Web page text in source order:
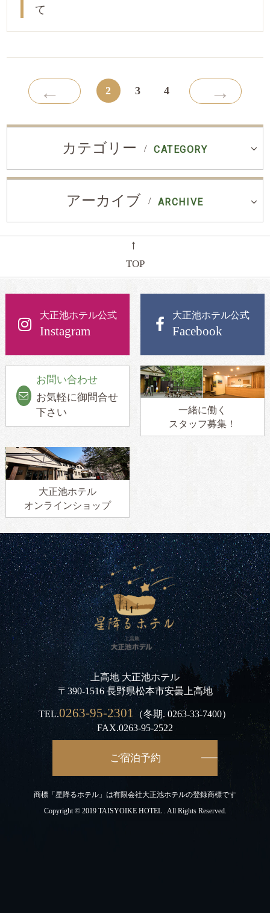
て
← 2 3 4 →
カテゴリー CATEGORY
アーカイブ ARCHIVE
←
TOP
大正池ホテル公式
Instagram
大正池ホテル公式
Facebook
お問い合わせ
お気軽に御問合せ
下さい
一緒に働く
スタッフ募集！
大正池ホテル
オンラインショップ
上高地 大正池ホテル
〒390-1516 長野県松本市安曇上高地
TEL.0263-95-2301 （冬期.0263-33-7400）
FAX.0263-95-2522
ご宿泊予約
商標「星降るホテル」は有限会社大正池ホテルの登録商標です
Copyright © 2019 TAISYOIKE HOTEL . All Rights Reserved.